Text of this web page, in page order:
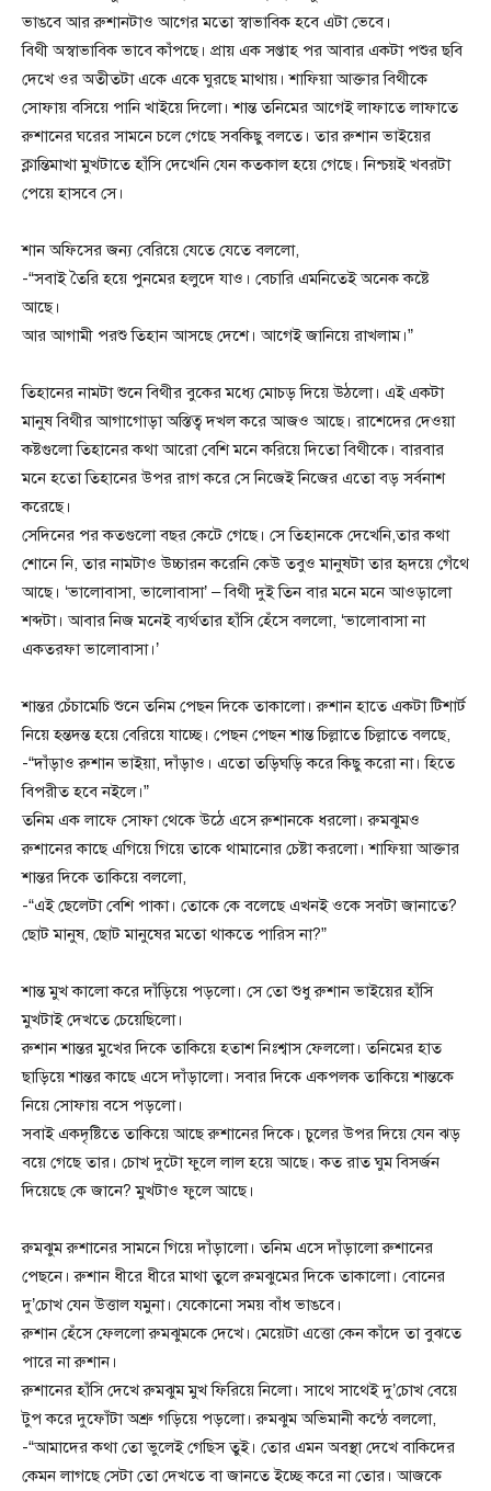
ভাঙবে আর রুশানটাও আগের মতো স্বাভাবিক হবে এটা ভেবে।
বিথী অস্বাভাবিক ভাবে কাঁপছে। প্রায় এক সপ্তাহ পর আবার একটা পশুর ছবি
দেখে ওর অতীতটা একে একে ঘুরছে মাথায়। শাফিয়া আক্তার বিথীকে
সোফায় বসিয়ে পানি খাইয়ে দিলো। শান্ত তনিমের আগেই লাফাতে লাফাতে
রুশানের ঘরের সামনে চলে গেছে সবকিছু বলতে। তার রুশান ভাইয়ের
ক্লান্তিমাখা মুখটাতে হাঁসি দেখেনি যেন কতকাল হয়ে গেছে। নিশ্চয়ই খবরটা
পেয়ে হাসবে সে।
শান অফিসের জন্য বেরিয়ে যেতে যেতে বললো,
-“সবাই তৈরি হয়ে পুনমের হলুদে যাও। বেচারি এমনিতেই অনেক কষ্টে
আছে।
আর আগামী পরশু তিহান আসছে দেশে। আগেই জানিয়ে রাখলাম।”
তিহানের নামটা শুনে বিথীর বুকের মধ্যে মোচড় দিয়ে উঠলো। এই একটা
মানুষ বিথীর আগাগোড়া অস্তিত্ব দখল করে আজও আছে। রাশেদের দেওয়া
কষ্টগুলো তিহানের কথা আরো বেশি মনে করিয়ে দিতো বিথীকে। বারবার
মনে হতো তিহানের উপর রাগ করে সে নিজেই নিজের এতো বড় সর্বনাশ
করেছে।
সেদিনের পর কতগুলো বছর কেটে গেছে। সে তিহানকে দেখেনি,তার কথা
শোনে নি, তার নামটাও উচ্চারন করেনি কেউ তবুও মানুষটা তার হৃদয়ে গেঁথে
আছে। ‘ভালোবাসা, ভালোবাসা’ – বিথী দুই তিন বার মনে মনে আওড়ালো
শব্দটা। আবার নিজ মনেই ব্যর্থতার হাঁসি হেঁসে বললো, ‘ভালোবাসা না
একতরফা ভালোবাসা।’
শান্তর চেঁচামেচি শুনে তনিম পেছন দিকে তাকালো। রুশান হাতে একটা টিশার্ট
নিয়ে হন্তদন্ত হয়ে বেরিয়ে যাচ্ছে। পেছন পেছন শান্ত চিল্লাতে চিল্লাতে বলছে,
-“দাঁড়াও রুশান ভাইয়া, দাঁড়াও। এতো তড়িঘড়ি করে কিছু করো না। হিতে
বিপরীত হবে নইলে।”
তনিম এক লাফে সোফা থেকে উঠে এসে রুশানকে ধরলো। রুমঝুমও
রুশানের কাছে এগিয়ে গিয়ে তাকে থামানোর চেষ্টা করলো। শাফিয়া আক্তার
শান্তর দিকে তাকিয়ে বললো,
-“এই ছেলেটা বেশি পাকা। তোকে কে বলেছে এখনই ওকে সবটা জানাতে?
ছোট মানুষ, ছোট মানুষের মতো থাকতে পারিস না?”
শান্ত মুখ কালো করে দাঁড়িয়ে পড়লো। সে তো শুধু রুশান ভাইয়ের হাঁসি
মুখটাই দেখতে চেয়েছিলো।
রুশান শান্তর মুখের দিকে তাকিয়ে হতাশ নিঃশ্বাস ফেললো। তনিমের হাত
ছাড়িয়ে শান্তর কাছে এসে দাঁড়ালো। সবার দিকে একপলক তাকিয়ে শান্তকে
নিয়ে সোফায় বসে পড়লো।
সবাই একদৃষ্টিতে তাকিয়ে আছে রুশানের দিকে। চুলের উপর দিয়ে যেন ঝড়
বয়ে গেছে তার। চোখ দুটো ফুলে লাল হয়ে আছে। কত রাত ঘুম বিসর্জন
দিয়েছে কে জানে? মুখটাও ফুলে আছে।
রুমঝুম রুশানের সামনে গিয়ে দাঁড়ালো। তনিম এসে দাঁড়ালো রুশানের
পেছনে। রুশান ধীরে ধীরে মাথা তুলে রুমঝুমের দিকে তাকালো। বোনের
দু’চোখ যেন উত্তাল যমুনা। যেকোনো সময় বাঁধ ভাঙবে।
রুশান হেঁসে ফেললো রুমঝুমকে দেখে। মেয়েটা এত্তো কেন কাঁদে তা বুঝতে
পারে না রুশান।
রুশানের হাঁসি দেখে রুমঝুম মুখ ফিরিয়ে নিলো। সাথে সাথেই দু’চোখ বেয়ে
টুপ করে দুফোঁটা অশ্রু গড়িয়ে পড়লো। রুমঝুম অভিমানী কন্ঠে বললো,
-“আমাদের কথা তো ভুলেই গেছিস তুই। তোর এমন অবস্থা দেখে বাকিদের
কেমন লাগছে সেটা তো দেখতে বা জানতে ইচ্ছে করে না তোর। আজকে